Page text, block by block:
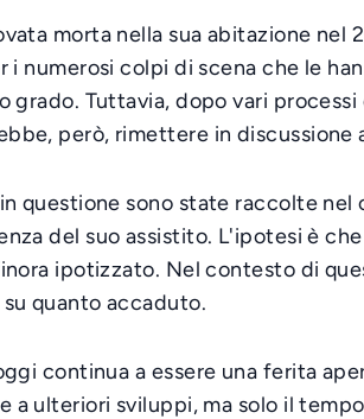
morta nella sua abitazione
i numerosi colpi di scena che le
grado. Tuttavia, dopo vari
però, rimettere in discussione
questione sono state raccolte
del suo assistito. L'ipotesi è
ipotizzato. Nel contesto di
quanto accaduto.
continua a essere una ferita
a ulteriori sviluppi, ma solo il